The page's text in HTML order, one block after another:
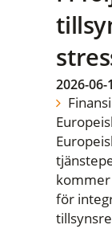
2026-06-
för